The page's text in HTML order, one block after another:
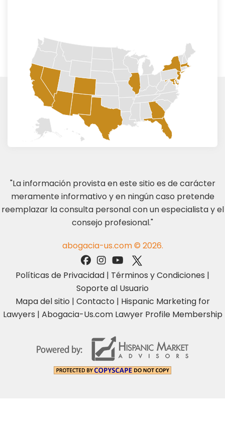
"La información provista en este sitio es de carácter
meramente informativo y en ningún caso pretende
reemplazar la consulta personal con un especialista y el
consejo profesional."
abogacia-us.com © 2026.
Políticas de Privacidad | Términos y Condiciones |
Soporte al Usuario
Mapa del sitio | Contacto | Hispanic Marketing for
Lawyers | Abogacia-Us.com Lawyer Profile Membership